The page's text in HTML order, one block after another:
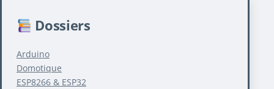
Dossiers
Arduino
Domotique
ESP8266 & ESP32